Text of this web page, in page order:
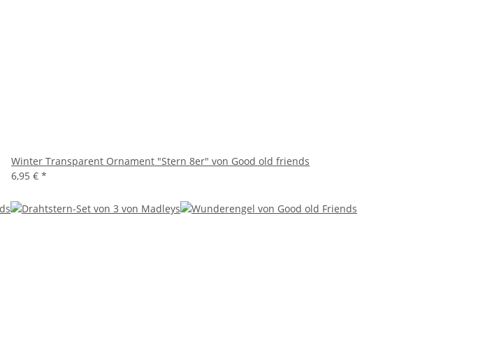
Winter Transparent Ornament "Stern 8er" von Good old friends
6,95 € *